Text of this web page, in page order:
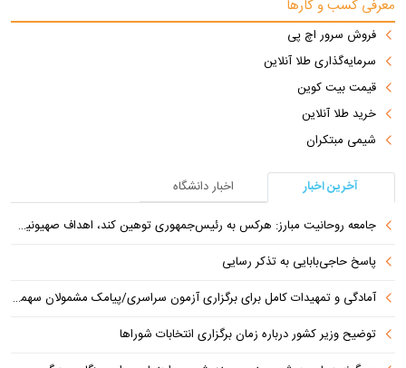
معرفی کسب و کارها
فروش سرور اچ پی
سرمایه‌گذاری طلا آنلاین
قیمت بیت کوین
خرید طلا آنلاین
شیمی مبتکران
آخرین اخبار
اخبار دانشگاه
جامعه روحانیت مبارز: هرکس به رئیس‌جمهوری توهین کند، اهداف صهیونیست‌ها را دنبال می‌کند
پاسخ حاجی‌بابایی به تذکر رسایی
آمادگی و تمهیدات کامل برای برگزاری آزمون سراسری/پیامک مشمولان سهمیه جنگ جعلی است
توضیح وزیر کشور درباره زمان برگزاری انتخابات شوراها